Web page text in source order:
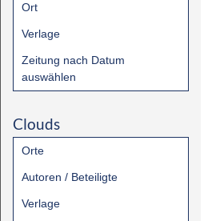
Ort
Verlage
Zeitung nach Datum
auswählen
Clouds
Orte
Autoren / Beteiligte
Verlage